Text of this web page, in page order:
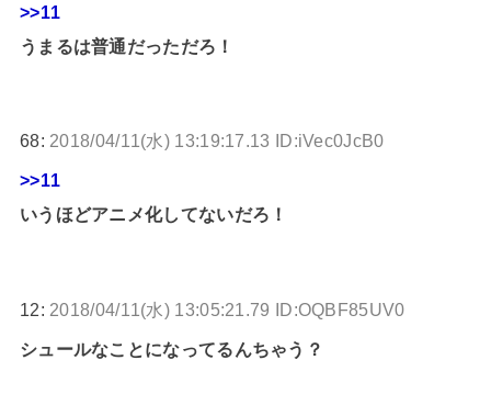
>>11
うまるは普通だっただろ！
68: 2018/04/11(水) 13:19:17.13 ID:iVec0JcB0
>>11
いうほどアニメ化してないだろ！
12: 2018/04/11(水) 13:05:21.79 ID:OQBF85UV0
シュールなことになってるんちゃう？